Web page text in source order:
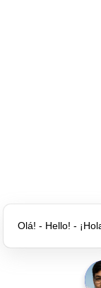
Olá! - Hello! -